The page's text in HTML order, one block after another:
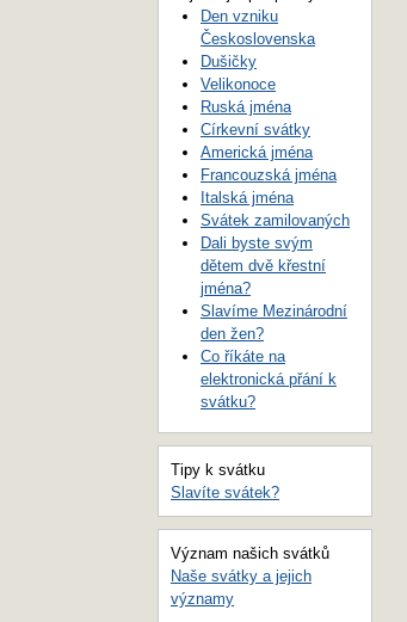
Den vzniku
Československa
Dušičky
Velikonoce
Ruská jména
Církevní svátky
Americká jména
Francouzská jména
Italská jména
Svátek zamilovaných
Dali byste svým
dětem dvě křestní
jména?
Slavíme Mezinárodní
den žen?
Co říkáte na
elektronická přání k
svátku?
Tipy k svátku
Slavíte svátek?
Význam našich svátků
Naše svátky a jejich
významy